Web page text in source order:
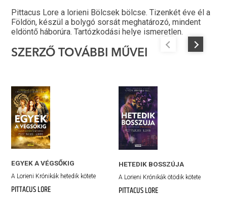
Pittacus Lore a lorieni Bölcsek bölcse. Tizenkét éve él a
Földön, készül a bolygó sorsát meghatározó, mindent
eldöntő háborúra. Tartózkodási helye ismeretlen.
SZERZŐ TOVÁBBI MŰVEI
EGYEK A VÉGSŐKIG
A Lorieni Krónikák hetedik kötete
PITTACUS LORE
HETEDIK BOSSZÚJA
A Lorieni Krónikák ötödik kötete
PITTACUS LORE